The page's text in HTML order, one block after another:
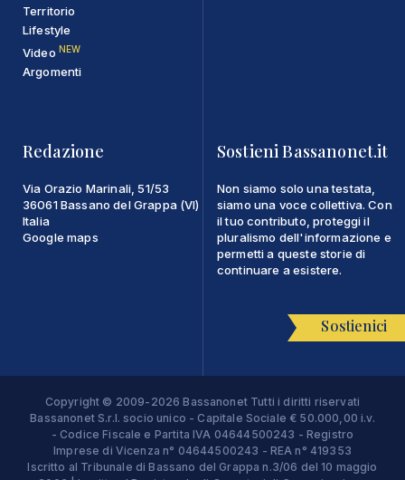
Territorio
Lifestyle
Video NEW
Argomenti
Redazione
Via Orazio Marinali, 51/53
36061 Bassano del Grappa (VI)
Italia
Google maps
Sostieni Bassanonet.it
Non siamo solo una testata,
siamo una voce collettiva. Con
il tuo contributo, proteggi il
pluralismo dell'informazione e
permetti a queste storie di
continuare a esistere.
Sostienici
Copyright © 2009-2026 Bassanonet Tutti i diritti riservati
Bassanonet S.r.l. socio unico - Capitale Sociale € 50.000,00 i.v.
- Codice Fiscale e Partita IVA 04644500243 - Registro
Imprese di Vicenza n° 04644500243 - REA n° 419353
Iscritto al Tribunale di Bassano del Grappa n.3/06 del 10 maggio